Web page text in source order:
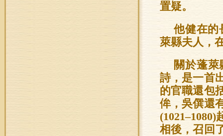
置疑。
他健在的
萊縣夫人，
關於蓬萊
詩，是一首
的官職還包
侔，吳僎還
相後，召回